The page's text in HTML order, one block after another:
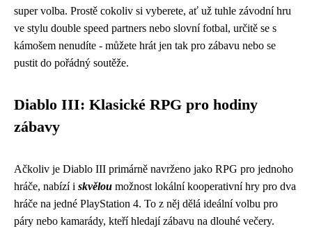
super volba. Prostě cokoliv si vyberete, ať už tuhle závodní hru
ve stylu double speed partners nebo slovní fotbal, určitě se s
kámošem nenudíte - můžete hrát jen tak pro zábavu nebo se
pustit do pořádný soutěže.
Diablo III: Klasické RPG pro hodiny
zábavy
Ačkoliv je Diablo III primárně navrženo jako RPG pro jednoho
hráče, nabízí i skvělou možnost lokální kooperativní hry pro dva
hráče na jedné PlayStation 4. To z něj dělá ideální volbu pro
páry nebo kamarády, kteří hledají zábavu na dlouhé večery.